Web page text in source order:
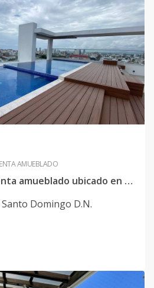
AMUEBLADO
Apartamento en Venta amueblado ubicado en Evaristo Morales
Santo Domingo D.N.